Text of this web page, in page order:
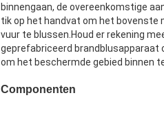
binnengaan, de overeenkomstige
tik op het handvat om het bovenste
vuur te blussen.Houd er rekening
geprefabriceerd brandblusapparaat
om het beschermde gebied binnen
Componenten